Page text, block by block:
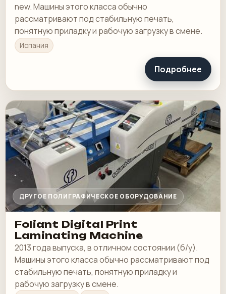
new. Машины этого класса обычно
рассматривают под стабильную печать,
понятную приладку и рабочую загрузку в смене.
Испания
Подробнее
ДРУГОЕ ПОЛИГРАФИЧЕСКОЕ ОБОРУДОВАНИЕ
Foliant Digital Print
Laminating Machine
2013 года выпуска, в отличном состоянии (б/у).
Машины этого класса обычно рассматривают под
стабильную печать, понятную приладку и
рабочую загрузку в смене.